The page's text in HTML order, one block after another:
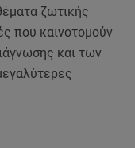
ζωτικής
που καινοτομούν
και των